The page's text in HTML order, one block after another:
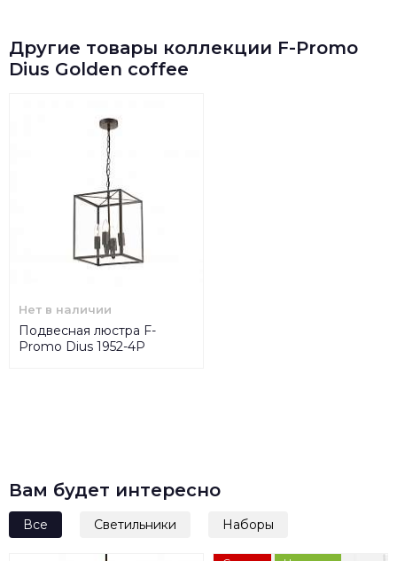
Другие товары коллекции F-Promo
Dius Golden coffee
Нет в наличии
Подвесная люстра F-
Promo Dius 1952-4P
Вам будет интересно
Все Светильники Наборы